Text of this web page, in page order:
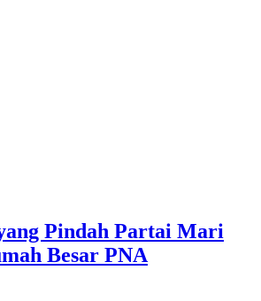
Pindah Partai Mari
Besar PNA